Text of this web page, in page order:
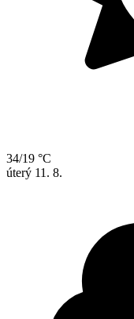
34/19 °C
úterý 11. 8.